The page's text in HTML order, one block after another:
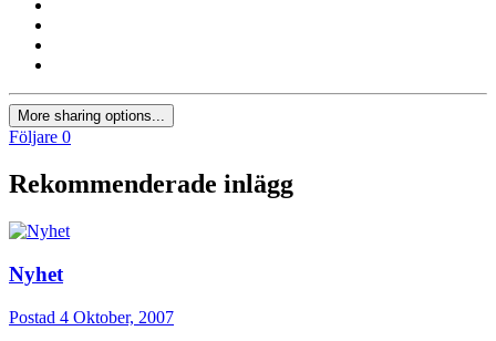
More sharing options...
Följare 0
Rekommenderade inlägg
Nyhet
Postad 4 Oktober, 2007